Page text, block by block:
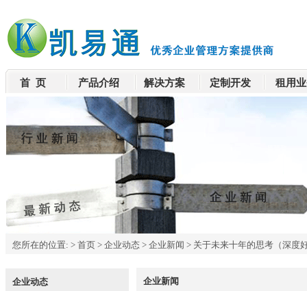
首 页 产品介绍 解决方案 定制开发 租用
您所在的位置: > 首页 > 企业动态 > 企业新闻 > 关于未来十年的思考（深度
企业动态 企业新闻